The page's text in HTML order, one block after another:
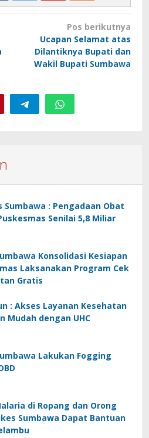
Pos berikutnya
Ucapan Selamat atas
Dilantiknya Bupati dan
Wakil Bupati Sumbawa
Sumbawa : Pengadaan Obat
Senilai 5,8 Miliar
Konsolidasi Kesiapan
Laksanakan Program Cek
Gratis
: Akses Layanan Kesehatan
Mudah dengan UHC
Lakukan Fogging
di Ropang dan Orong
Sumbawa Dapat Bantuan